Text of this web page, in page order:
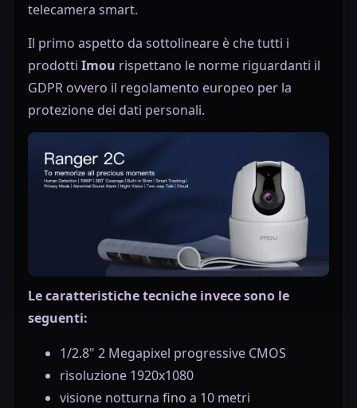
telecamera smart.
Il primo aspetto da sottolineare è che tutti i
prodotti Imou rispettano le norme riguardanti il
GDPR ovvero il regolamento europeo per la
protezione dei dati personali.
Le caratteristiche tecniche invece sono le
seguenti:
1/2.8" 2 Megapixel progressive CMOS
risoluzione 1920x1080
visione notturna fino a 10 metri